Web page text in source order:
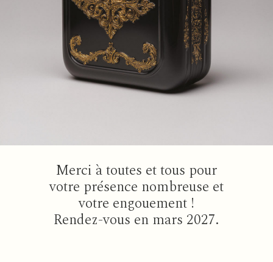
Merci à toutes et tous pour
votre présence nombreuse et
votre engouement !
Rendez-vous en mars 2027.